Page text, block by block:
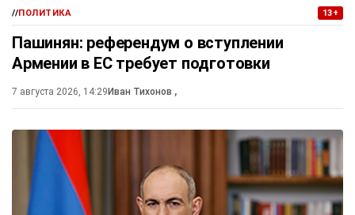
//ПОЛИТИКА 13+
Пашинян: референдум о вступлении
Армении в ЕС требует подготовки
7 августа 2026, 14:29Иван Тихонов ,